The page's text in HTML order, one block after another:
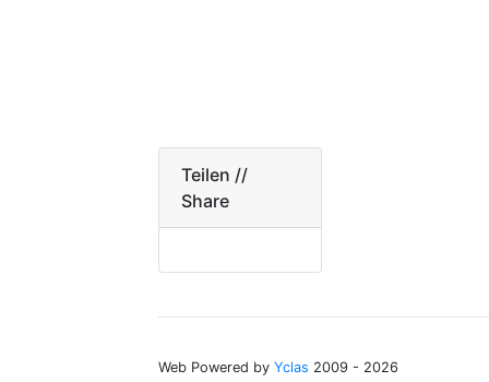
Teilen //
Share
Web Powered by Yclas 2009 - 2026